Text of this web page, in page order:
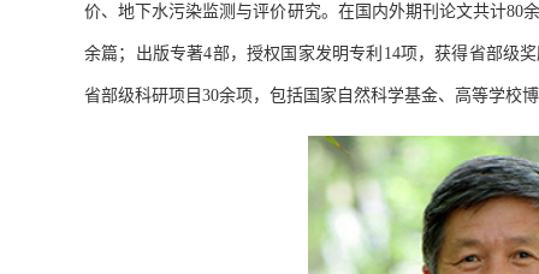
价、地下水污染监测与评价研究。在国内外期刊论文共计80
余篇；出版专著4部，授权国家发明专利 14项，获得省部级
省部级科研项目 30余项，包括国家自然科学基金、高等学校